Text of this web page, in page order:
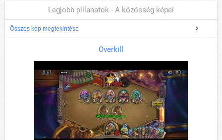
Legjobb pillanatok - A közösség képei
Összes kép megtekintése
Overkill